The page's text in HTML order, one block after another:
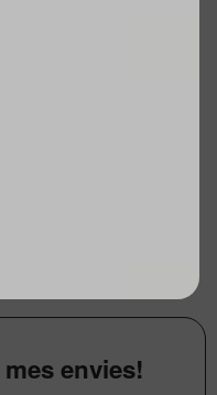
envies!